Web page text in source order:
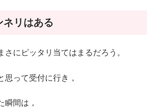
ネリはある
さにピッタリ当てはまるだろう。
思って受付に行き，
瞬間は，